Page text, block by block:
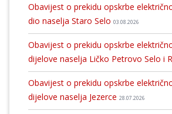
Obavijest o prekidu opskrbe
dio naselja Staro Selo 03.08.2026
Obavijest o prekidu opskrbe
dijelove naselja Ličko Petrovo Selo i
Obavijest o prekidu opskrbe
dijelove naselja Jezerce 28.07.2026